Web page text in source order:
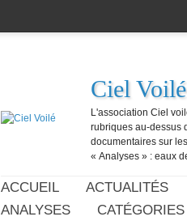
Ciel Voilé
L'association Ciel
rubriques au-dessus
documentaires sur
« Analyses » : eaux
ACCUEIL ACTUALITÉS
ANALYSES
CATÉGORIES